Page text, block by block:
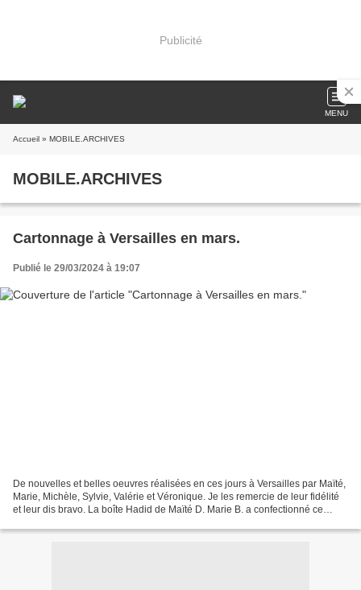
Publicité
MENU
Accueil » MOBILE.ARCHIVES
MOBILE.ARCHIVES
Cartonnage à Versailles en mars.
Publié le 29/03/2024 à 19:07
De nouvelles et belles oeuvres réalisées en ces jours à Versailles par Maïté,
Marie, Michèle, Sylvie, Valérie et Véronique. Je les remercie de leur fidélité
et leur dis bravo. La boîte Hadid de Maïté D. Marie B. a confectionné ce